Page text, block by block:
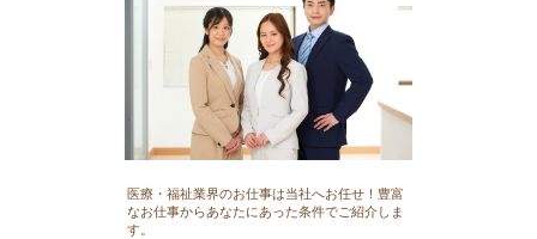
医療・福祉業界のお仕事は当社へお任せ！豊富
なお仕事からあなたにあった条件でご紹介しま
す。